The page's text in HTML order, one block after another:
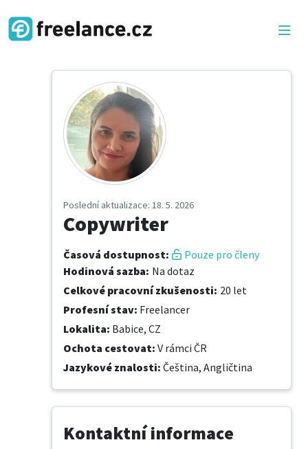
Poslední aktualizace: 18. 5. 2026
Copywriter
Časová dostupnost:
Pouze pro členy
Hodinová sazba: Na dotaz
Celkové pracovní zkušenosti: 20 let
Profesní stav: Freelancer
Lokalita: Babice, CZ
Ochota cestovat: V rámci ČR
Jazykové znalosti: Čeština, Angličtina
Kontaktní informace